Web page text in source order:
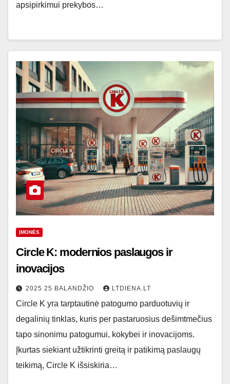
apsipirkimui prekybos…
ĮMONĖS
Circle K: modernios paslaugos ir
inovacijos
2025 25 BALANDŽIO LTDIENA.LT
Circle K yra tarptautinė patogumo parduotuvių ir
degalinių tinklas, kuris per pastaruosius dešimtmečius
tapo sinonimu patogumui, kokybei ir inovacijoms.
Įkurtas siekiant užtikrinti greitą ir patikimą paslaugų
teikimą, Circle K išsiskiria…